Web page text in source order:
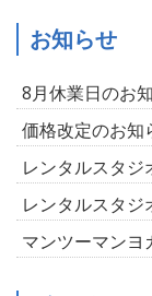
お知らせ
8月休業日のお
価格改定のお知
レンタルスタ
レンタルスタジ
マンツーマンヨ